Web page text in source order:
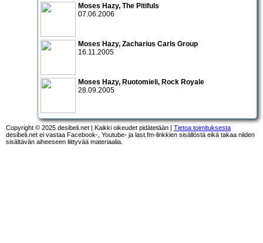
Moses Hazy, The Pitifuls
07.06.2006
Moses Hazy, Zacharius Carls Group
16.11.2005
Moses Hazy, Ruotomieli, Rock Royale
28.09.2005
Copyright © 2025 desibeli.net | Kaikki oikeudet pidätetään | Tietoa toimituksesta
desibeli.net ei vastaa Facebook-, Youtube- ja last.fm-linkkien sisällöstä eikä takaa niiden
sisältävän aiheeseen liittyvää materiaalia.